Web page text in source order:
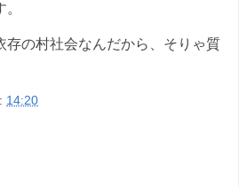
存の村社会なんだから、そりゃ質
14:20